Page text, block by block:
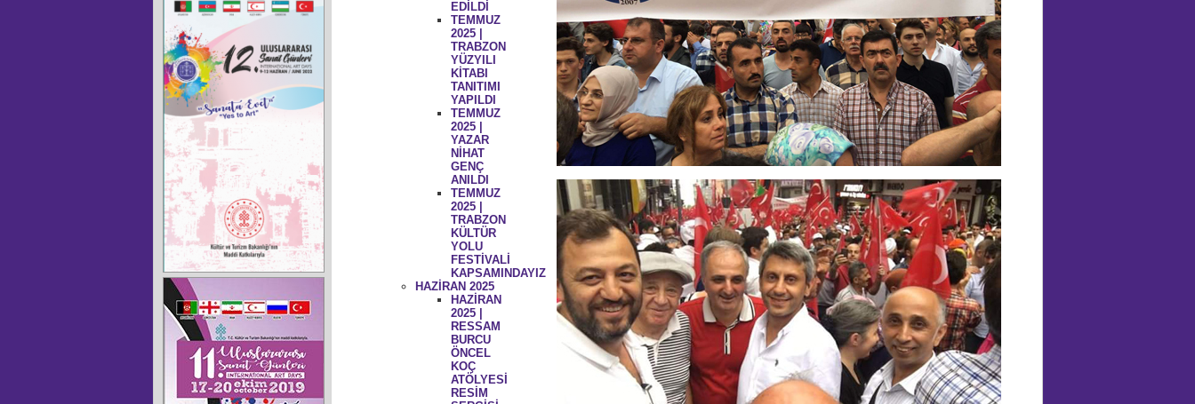
EDİLDİ
TEMMUZ
2025 |
TRABZON
YÜZYILI
KİTABI
TANITIMI
YAPILDI
TEMMUZ
2025 |
YAZAR
NİHAT
GENÇ
ANILDI
TEMMUZ
2025 |
TRABZON
KÜLTÜR
YOLU
FESTİVALİ
KAPSAMINDAYIZ
HAZİRAN 2025
HAZİRAN
2025 |
RESSAM
BURCU
ÖNCEL
KOÇ
ATÖLYESİ
RESİM